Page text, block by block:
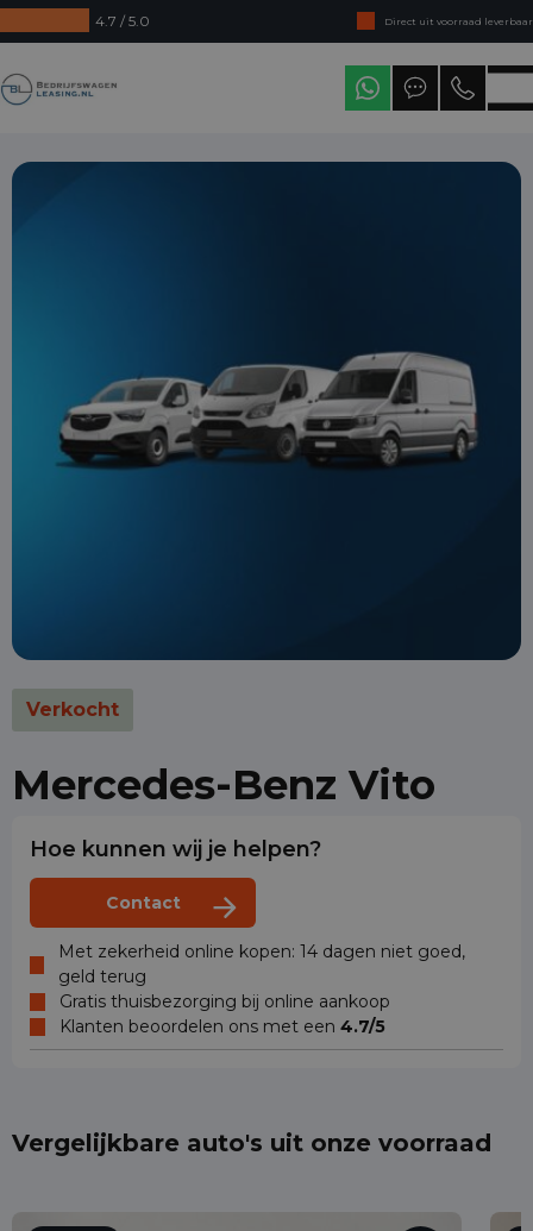
4.7 / 5.0
Direct uit voorraad leverbaar
Levering in heel Nederland
Verkocht
Mercedes-Benz Vito
Hoe kunnen wij je helpen?
Contact
Met zekerheid online kopen: 14 dagen niet goed,
geld terug
Gratis thuisbezorging bij online aankoop
Klanten beoordelen ons met een 4.7/5
Vergelijkbare auto's uit onze voorraad